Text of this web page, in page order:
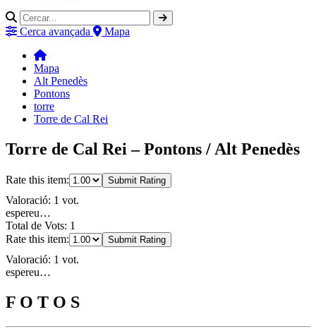
Cerca avançada Mapa
Mapa
Alt Penedès
Pontons
torre
Torre de Cal Rei
Torre de Cal Rei – Pontons / Alt Penedès
Rate this item: Submit Rating
Valoració: 1 vot.
espereu…
Total de Vots: 1
Rate this item:
Submit Rating
Valoració: 1 vot.
espereu…
F O T O S